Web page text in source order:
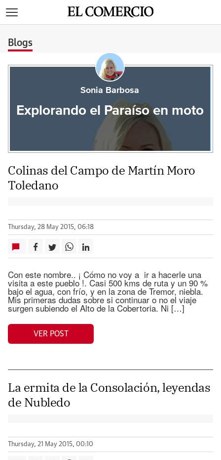
Blogs
Sonia Barbosa
Explorando el Paraíso en moto
Colinas del Campo de Martín Moro
Toledano
Thursday, 28 May 2015, 06:18
Con este nombre.. ¡ Cómo no voy a ir a hacerle una
visita a este pueblo !. Casi 500 kms de ruta y un 90 %
bajo el agua, con frío, y en la zona de Tremor, niebla.
Mis primeras dudas sobre si continuar o no el viaje
surgen subiendo el Alto de la Cobertoria. Ni […]
VER POST
La ermita de la Consolación, leyendas
de Nubledo
Thursday, 21 May 2015, 00:10